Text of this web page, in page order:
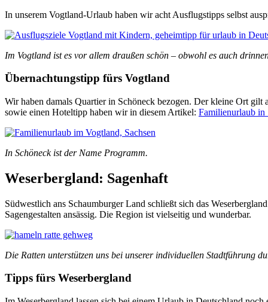
In unserem Vogtland-Urlaub haben wir acht Ausflugstipps selbst
Im Vogtland ist es vor allem draußen schön – obwohl es auch
Übernachtungstipp fürs Vogtland
Wir haben damals Quartier in Schöneck bezogen. Der kleine Ort
sowie einen Hoteltipp haben wir in diesem Artikel: Familienurlaub in
In Schöneck ist der Name Programm.
Weserbergland: Sagenhaft
Südwestlich ans Schaumburger Land schließt sich das
Sagengestalten ansässig. Die Region ist vielseitig und wunderbar.
Die Ratten unterstützen uns bei unserer individuellen Stadtführung
Tipps fürs Weserbergland